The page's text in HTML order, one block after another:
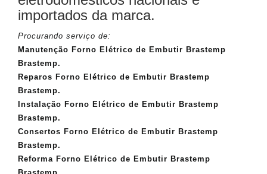
importados da marca.
Procurando serviço de:
Manutenção Forno Elétrico de Embutir Brastemp
Brastemp.
Reparos Forno Elétrico de Embutir Brastemp
Brastemp.
Instalação Forno Elétrico de Embutir Brastemp
Brastemp.
Consertos Forno Elétrico de Embutir Brastemp
Brastemp.
Reforma Forno Elétrico de Embutir Brastemp